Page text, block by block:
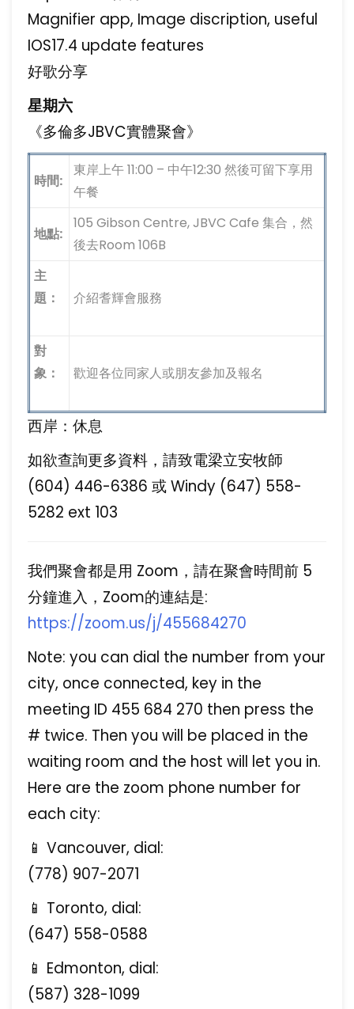
Magnifier app, Image discription, useful
IOS17.4 update features
好歌分享
星期六
《多倫多JBVC實體聚會》
時間:
東岸上午 11:00 – 中午12:30 然後可留下享用
午餐
地點:
105 Gibson Centre, JBVC Cafe 集合，然
後去Room 106B
主
題：
介紹耆輝會服務
對
象：
歡迎各位同家人或朋友參加及報名
西岸：休息
如欲查詢更多資料，請致電梁立安牧師
(604) 446-6386 或 Windy (647) 558-
5282 ext 103
我們聚會都是用 Zoom，請在聚會時間前 5
分鐘進入，Zoom的連結是:
https://zoom.us/j/455684270
Note: you can dial the number from your
city, once connected, key in the
meeting ID 455 684 270 then press the
# twice. Then you will be placed in the
waiting room and the host will let you in.
Here are the zoom phone number for
each city:
📱 Vancouver, dial:
(778) 907-2071
📱 Toronto, dial:
(647) 558-0588
📱 Edmonton, dial:
(587) 328-1099